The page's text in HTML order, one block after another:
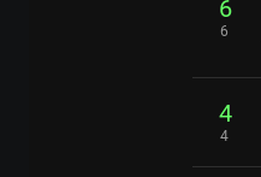
6
6
4
4